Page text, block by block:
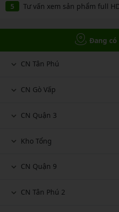
Tư vấn xem sản phẩm full
Đang
CN Tân Phú
CN Gò Vấp
CN Quận 3
Kho Tổng
CN Quận 9
CN Tân Phú 2